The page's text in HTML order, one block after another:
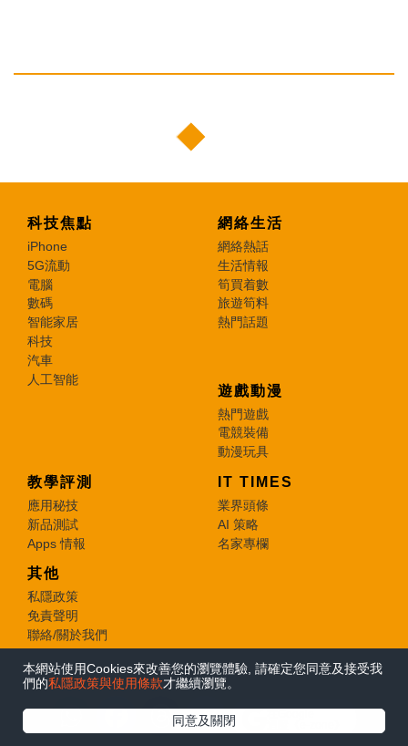
本網站使用Cookies來改善您的瀏覽體驗, 請確定您同意及接受我
們的私隱政策與使用條款才繼續瀏覽。
同意及關閉
科技焦點
iPhone
5G流動
電腦
數碼
智能家居
科技
汽車
人工智能
網絡生活
網絡熱話
生活情報
筍買着數
旅遊筍料
熱門話題
遊戲動漫
熱門遊戲
電競裝備
動漫玩具
教學評測
應用秘技
新品測試
Apps 情報
IT TIMES
業界頭條
AI 策略
名家專欄
其他
私隱政策
免責聲明
聯絡/關於我們
© 2026 e-zone. All Rights Reserved.